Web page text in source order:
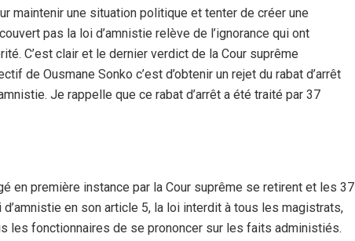
maintenir une situation politique et tenter de créer une
pas la loi d’amnistie relève de l’ignorance qui ont
C’est clair et le dernier verdict de la Cour suprême
de Ousmane Sonko c’est d’obtenir un rejet du rabat d’arrêt
Je rappelle que ce rabat d’arrêt a été traité par 37
en première instance par la Cour suprême se retirent et les 37
en son article 5, la loi interdit à tous les magistrats,
les fonctionnaires de se prononcer sur les faits administiés.